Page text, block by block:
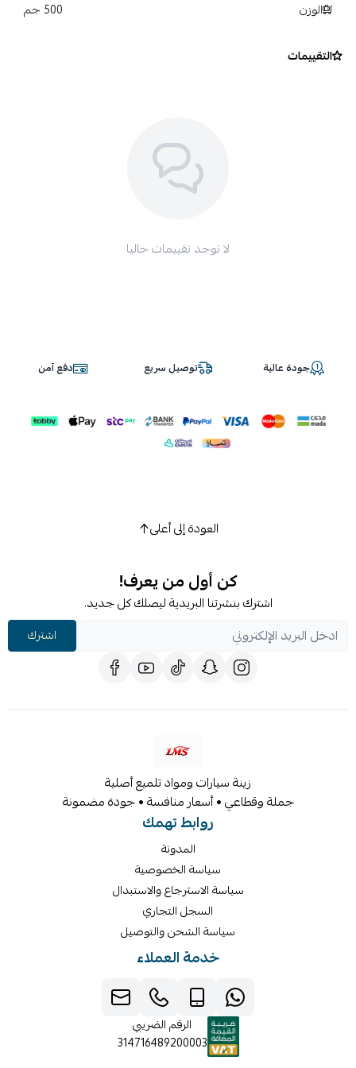
الممرات والأسطح الأخرى لتجنب ممارسة الرياضة.
الوزن 500 جم
التقييمات
لا توجد تقييمات حاليا
جودة عالية توصيل سريع دفع آمن
العودة إلى أعلى
كن أول من يعرف!
اشترك بنشرتنا البريدية ليصلك كل جديد.
اشترك
زينة سيارات ومواد تلميع أصلية
جملة وقطاعي • أسعار منافسة • جودة مضمونة
روابط تهمك
المدونة
سياسة الخصوصية
سياسة الاسترجاع والاستبدال
السجل التجاري
سياسة الشحن والتوصيل
خدمة العملاء
الرقم الضريبي
314716489200003